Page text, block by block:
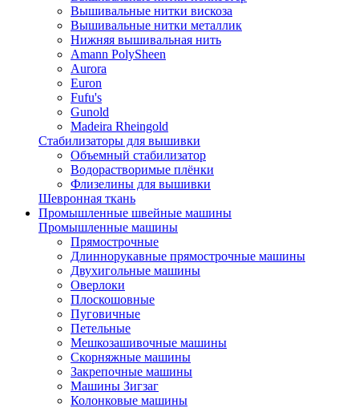
Вышивальные нитки вискоза
Вышивальные нитки металлик
Нижняя вышивальная нить
Amann PolySheen
Aurora
Euron
Fufu's
Gunold
Madeira Rheingold
Стабилизаторы для вышивки
Объемный стабилизатор
Водорастворимые плёнки
Флизелины для вышивки
Шевронная ткань
Промышленные швейные машины
Промышленные машины
Прямострочные
Длиннорукавные прямострочные машины
Двухигольные машины
Оверлоки
Плоскошовные
Пуговичные
Петельные
Мешкозашивочные машины
Скорняжные машины
Закрепочные машины
Машины Зигзаг
Колонковые машины